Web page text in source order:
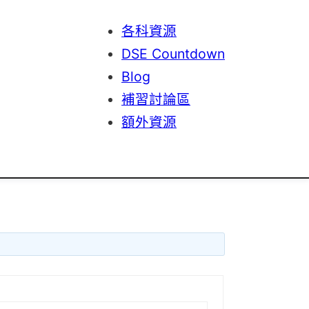
各科資源
DSE Countdown
Blog
補習討論區
額外資源